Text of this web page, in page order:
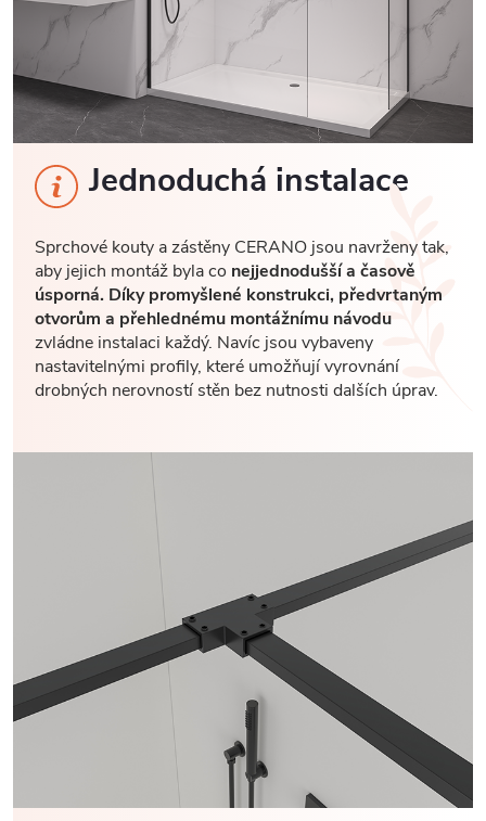
Jednoduchá instalace
Sprchové kouty a zástěny CERANO jsou navrženy tak,
aby jejich montáž byla co nejjednodušší a časově
úsporná. Díky promyšlené konstrukci, předvrtaným
otvorům a přehlednému montážnímu návodu
zvládne instalaci každý. Navíc jsou vybaveny
nastavitelnými profily, které umožňují vyrovnání
drobných nerovností stěn bez nutnosti dalších úprav.